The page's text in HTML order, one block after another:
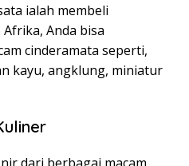
ialah membeli
Anda bisa
cinderamata seperti,
kayu, angklung, miniatur
dari berbagai macam